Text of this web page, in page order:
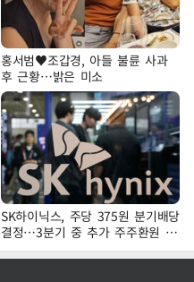
홍서범♥조갑경, 아들 불륜 사과
후 근황…밝은 미소
SK하이닉스, 주당 375원 분기배당
결정…3분기 중 추가 주주환원 발
표